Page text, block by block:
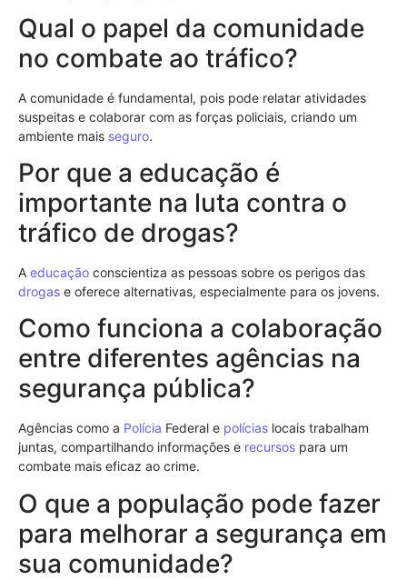
Qual o papel da comunidade
no combate ao tráfico?
A comunidade é fundamental, pois pode relatar atividades
suspeitas e colaborar com as forças policiais, criando um
ambiente mais seguro.
Por que a educação é
importante na luta contra o
tráfico de drogas?
A educação conscientiza as pessoas sobre os perigos das
drogas e oferece alternativas, especialmente para os jovens.
Como funciona a colaboração
entre diferentes agências na
segurança pública?
Agências como a Polícia Federal e polícias locais trabalham
juntas, compartilhando informações e recursos para um
combate mais eficaz ao crime.
O que a população pode fazer
para melhorar a segurança em
sua comunidade?